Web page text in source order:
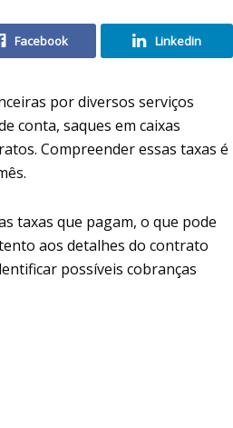
Facebook Linkedin
por diversos serviços
conta, saques em caixas
Compreender essas taxas é
taxas que pagam, o que pode
aos detalhes do contrato
possíveis cobranças